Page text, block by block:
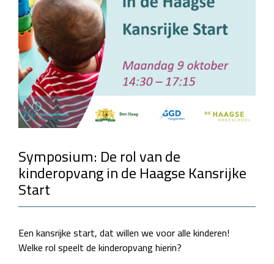
Symposium: De rol van de
kinderopvang in de Haagse Kansrijke
Start
Een kansrijke start, dat willen we voor alle kinderen!
Welke rol speelt de kinderopvang hierin?